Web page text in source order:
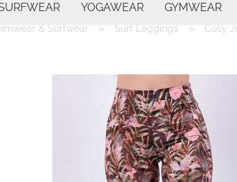
YOGAWEAR GYMWEAR
& Surfwear » Surf Leggings » Cosy